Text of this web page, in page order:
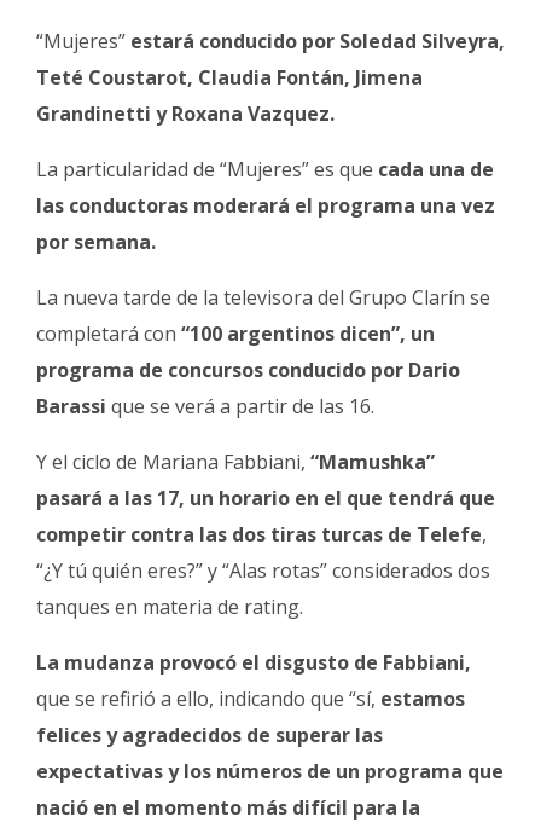
“Mujeres” estará conducido por Soledad Silveyra,
Teté Coustarot, Claudia Fontán, Jimena
Grandinetti y Roxana Vazquez.
La particularidad de “Mujeres” es que cada una de
las conductoras moderará el programa una vez
por semana.
La nueva tarde de la televisora del Grupo Clarín se
completará con “100 argentinos dicen”, un
programa de concursos conducido por Dario
Barassi que se verá a partir de las 16.
Y el ciclo de Mariana Fabbiani, “Mamushka”
pasará a las 17, un horario en el que tendrá que
competir contra las dos tiras turcas de Telefe,
“¿Y tú quién eres?” y “Alas rotas” considerados dos
tanques en materia de rating.
La mudanza provocó el disgusto de Fabbiani,
que se refirió a ello, indicando que “sí, estamos
felices y agradecidos de superar las
expectativas y los números de un programa que
nació en el momento más difícil para la